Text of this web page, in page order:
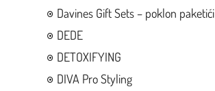
Davines Gift Sets – poklon paketići
DEDE
DETOXIFYING
DIVA Pro Styling